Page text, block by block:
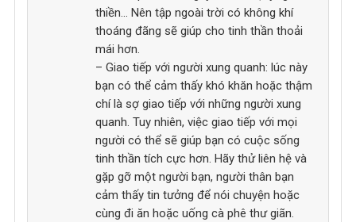
thiền… Nên tập ngoài trời có không khí
thoáng đãng sẽ giúp cho tinh thần thoải
mái hơn.
– Giao tiếp với người xung quanh: lúc này
bạn có thể cảm thấy khó khăn hoặc thậm
chí là sợ giao tiếp với những người xung
quanh. Tuy nhiên, việc giao tiếp với mọi
người có thể sẽ giúp bạn có cuộc sống
tinh thần tích cực hơn. Hãy thử liên hệ và
gặp gỡ một người bạn, người thân bạn
cảm thấy tin tưởng để nói chuyện hoặc
cùng đi ăn hoặc uống cà phê thư giãn.